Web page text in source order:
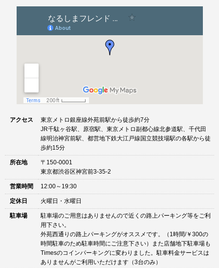
アクセス
東京メトロ銀座線外苑前駅から徒歩約7分
JR千駄ヶ谷駅、原宿駅、東京メトロ副都心線北参道駅、千代田
線明治神宮前駅、都営地下鉄大江戸線国立競技場駅の各駅から徒
歩約15分
所在地
〒150-0001
東京都渋谷区神宮前3-35-2
営業時間 12:00～19:30
定休日 火曜日・水曜日
駐車場
駐車場のご用意はありませんので近くの路上パーキング等をご利
用下さい。
外苑西通りの路上パーキングがオススメです。（1時間/￥300の
時間駐車のため駐車時間にご注意下さい）また店舗地下駐車場も
Timesのコインパーキングに変わりました。駐車料金サービスは
ありませんがご利用いただけます（3台のみ）